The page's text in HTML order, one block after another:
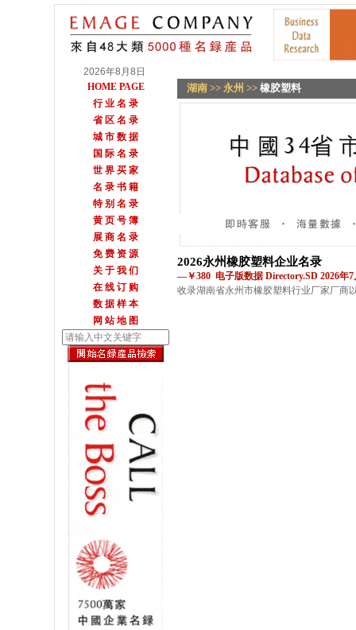
2026年8月8日
HOME PAGE
行 业 名 录
省 区 名 录
城 市 数 据
国 际 名 录
世 界 买 家
名 录 书 籍
特 别 名 录
黄 页 号 簿
展 商 名 录
免 费 资 源
关 于 我 们
在 线 订 购
数 据 样 本
网 站 地 图
湖南 >> 永州 >> 橡胶塑料
2026永州橡胶塑料企业名录
—￥380 电子版数据 Directory.SD 2026年7
收录湖南省永州市橡胶塑料行业厂家厂商